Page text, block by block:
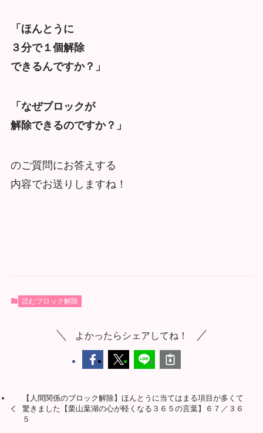
「ほんとうに
３分で１個解除
できるんですか？」
「なぜブロックが
解除できるのですか？」
のご質問にお答えする
内容でお送りしますね！
読むブロック解除
よかったらシェアしてね！
【人間関係のブロック解除】ほんとうに当てはまる項目が多くて
驚きました【栗山葉湖の心が軽くなる３６５の言葉】６７／３６
５